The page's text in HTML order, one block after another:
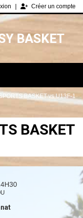
Créer un compte
BASKET
BASKET vs U13F-1
BASKET